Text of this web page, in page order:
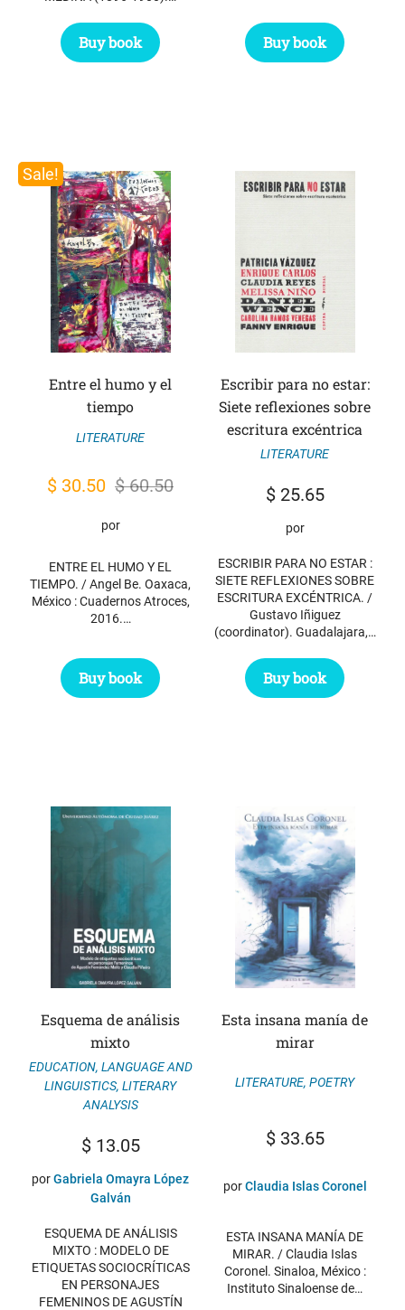
Buy book Buy book
Sale!
Entre el humo y el
tiempo
LITERATURE
$60.50
Original
$ 60.50.
$ 30.50 Current
$ 30.50.
por
ENTRE EL HUMO Y EL
TIEMPO. / Angel Be. Oaxaca,
México : Cuadernos Atroces,
2016.…
Buy book
Escribir para no estar:
Siete reflexiones sobre
escritura excéntrica
LITERATURE
$25.65
por
ESCRIBIR PARA NO ESTAR :
SIETE REFLEXIONES SOBRE
ESCRITURA EXCÉNTRICA. /
Gustavo Iñiguez
(coordinator). Guadalajara,…
Buy book
Esquema de análisis
mixto
EDUCATION, LANGUAGE AND
LINGUISTICS, LITERARY
ANALYSIS
$13.05
porGabriela Omayra López
Galván
ESQUEMA DE ANÁLISIS
MIXTO : MODELO DE
ETIQUETAS SOCIOCRÍTICAS
EN PERSONAJES
FEMENINOS DE AGUSTÍN
Esta insana manía de
mirar
LITERATURE, POETRY
$33.65
porClaudia Islas Coronel
ESTA INSANA MANÍA DE
MIRAR. / Claudia Islas
Coronel. Sinaloa, México :
Instituto Sinaloense de…